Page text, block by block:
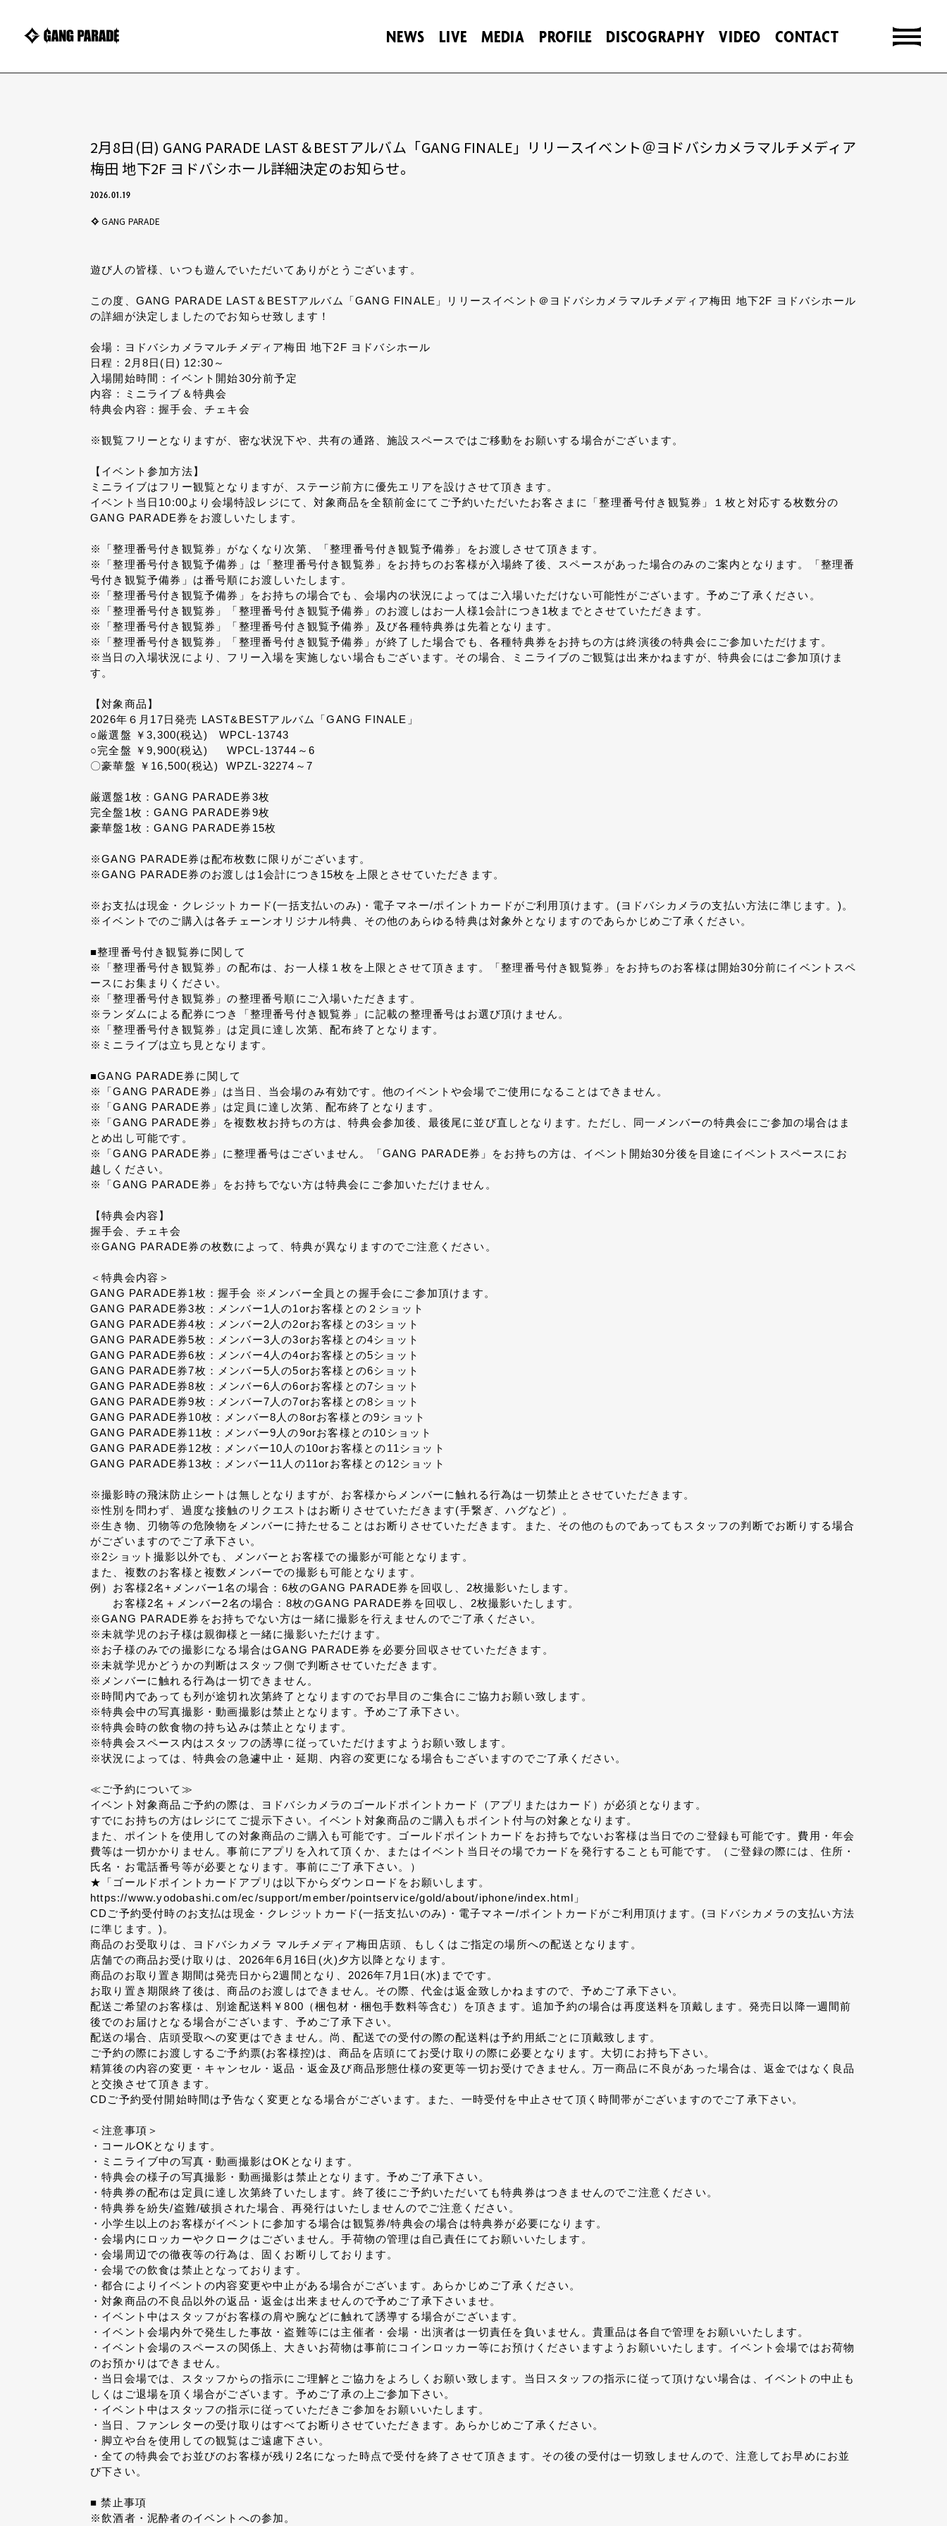
NEWS LIVE MEDIA PROFILE DISCOGRAPHY VIDEO CONTACT
2月8日(日) GANG PARADE LAST＆BESTアルバム「GANG FINALE」リリースイベント＠ヨドバシカメラマルチメディア
梅田 地下2F ヨドバシホール詳細決定のお知らせ。
2026.01.19
GANG PARADE
遊び人の皆様、いつも遊んでいただいてありがとうございます。
この度、GANG PARADE LAST＆BESTアルバム「GANG FINALE」リリースイベント＠ヨドバシカメラマルチメディア梅田 地下2F ヨドバシホール
の詳細が決定しましたのでお知らせ致します！
会場：ヨドバシカメラマルチメディア梅田 地下2F ヨドバシホール
日程：2月8日(日) 12:30～
入場開始時間：イベント開始30分前予定
内容：ミニライブ＆特典会
特典会内容：握手会、チェキ会
※観覧フリーとなりますが、密な状況下や、共有の通路、施設スペースではご移動をお願いする場合がございます。
【イベント参加方法】
ミニライブはフリー観覧となりますが、ステージ前方に優先エリアを設けさせて頂きます。
イベント当日10:00より会場特設レジにて、対象商品を全額前金にてご予約いただいたお客さまに「整理番号付き観覧券」１枚と対応する枚数分の
GANG PARADE券をお渡しいたします。
※「整理番号付き観覧券」がなくなり次第、「整理番号付き観覧予備券」をお渡しさせて頂きます。
※「整理番号付き観覧予備券」は「整理番号付き観覧券」をお持ちのお客様が入場終了後、スペースがあった場合のみのご案内となります。「整理番
号付き観覧予備券」は番号順にお渡しいたします。
※「整理番号付き観覧予備券」をお持ちの場合でも、会場内の状況によってはご入場いただけない可能性がございます。予めご了承ください。
※「整理番号付き観覧券」「整理番号付き観覧予備券」のお渡しはお一人様1会計につき1枚までとさせていただきます。
※「整理番号付き観覧券」「整理番号付き観覧予備券」及び各種特典券は先着となります。
※「整理番号付き観覧券」「整理番号付き観覧予備券」が終了した場合でも、各種特典券をお持ちの方は終演後の特典会にご参加いただけます。
※当日の入場状況により、フリー入場を実施しない場合もございます。その場合、ミニライブのご観覧は出来かねますが、特典会にはご参加頂けま
す。
【対象商品】
2026年６月17日発売 LAST&BESTアルバム「GANG FINALE」
○厳選盤 ￥3,300(税込) WPCL-13743
○完全盤 ￥9,900(税込) WPCL-13744～6
〇豪華盤 ￥16,500(税込) WPZL-32274～7
厳選盤1枚：GANG PARADE券3枚
完全盤1枚：GANG PARADE券9枚
豪華盤1枚：GANG PARADE券15枚
※GANG PARADE券は配布枚数に限りがございます。
※GANG PARADE券のお渡しは1会計につき15枚を上限とさせていただきます。
※お支払は現金・クレジットカード(一括支払いのみ)・電子マネー/ポイントカードがご利用頂けます。(ヨドバシカメラの支払い方法に準じます。)。
※イベントでのご購入は各チェーンオリジナル特典、その他のあらゆる特典は対象外となりますのであらかじめご了承ください。
■整理番号付き観覧券に関して
※「整理番号付き観覧券」の配布は、お一人様１枚を上限とさせて頂きます。「整理番号付き観覧券」をお持ちのお客様は開始30分前にイベントスペ
ースにお集まりください。
※「整理番号付き観覧券」の整理番号順にご入場いただきます。
※ランダムによる配券につき「整理番号付き観覧券」に記載の整理番号はお選び頂けません。
※「整理番号付き観覧券」は定員に達し次第、配布終了となります。
※ミニライブは立ち見となります。
■GANG PARADE券に関して
※「GANG PARADE券」は当日、当会場のみ有効です。他のイベントや会場でご使用になることはできません。
※「GANG PARADE券」は定員に達し次第、配布終了となります。
※「GANG PARADE券」を複数枚お持ちの方は、特典会参加後、最後尾に並び直しとなります。ただし、同一メンバーの特典会にご参加の場合はま
とめ出し可能です。
※「GANG PARADE券」に整理番号はございません。「GANG PARADE券」をお持ちの方は、イベント開始30分後を目途にイベントスペースにお
越しください。
※「GANG PARADE券」をお持ちでない方は特典会にご参加いただけません。
【特典会内容】
握手会、チェキ会
※GANG PARADE券の枚数によって、特典が異なりますのでご注意ください。
＜特典会内容＞
GANG PARADE券1枚：握手会 ※メンバー全員との握手会にご参加頂けます。
GANG PARADE券3枚：メンバー1人の1orお客様との２ショット
GANG PARADE券4枚：メンバー2人の2orお客様との3ショット
GANG PARADE券5枚：メンバー3人の3orお客様との4ショット
GANG PARADE券6枚：メンバー4人の4orお客様との5ショット
GANG PARADE券7枚：メンバー5人の5orお客様との6ショット
GANG PARADE券8枚：メンバー6人の6orお客様との7ショット
GANG PARADE券9枚：メンバー7人の7orお客様との8ショット
GANG PARADE券10枚：メンバー8人の8orお客様との9ショット
GANG PARADE券11枚：メンバー9人の9orお客様との10ショット
GANG PARADE券12枚：メンバー10人の10orお客様との11ショット
GANG PARADE券13枚：メンバー11人の11orお客様との12ショット
※撮影時の飛沫防止シートは無しとなりますが、お客様からメンバーに触れる行為は一切禁止とさせていただきます。
※性別を問わず、過度な接触のリクエストはお断りさせていただきます(手繋ぎ、ハグなど）。
※生き物、刃物等の危険物をメンバーに持たせることはお断りさせていただきます。また、その他のものであってもスタッフの判断でお断りする場合
がございますのでご了承下さい。
※2ショット撮影以外でも、メンバーとお客様での撮影が可能となります。
また、複数のお客様と複数メンバーでの撮影も可能となります。
例）お客様2名+メンバー1名の場合：6枚のGANG PARADE券を回収し、2枚撮影いたします。
お客様2名＋メンバー2名の場合：8枚のGANG PARADE券を回収し、2枚撮影いたします。
※GANG PARADE券をお持ちでない方は一緒に撮影を行えませんのでご了承ください。
※未就学児のお子様は親御様と一緒に撮影いただけます。
※お子様のみでの撮影になる場合はGANG PARADE券を必要分回収させていただきます。
※未就学児かどうかの判断はスタッフ側で判断させていただきます。
※メンバーに触れる行為は一切できません。
※時間内であっても列が途切れ次第終了となりますのでお早目のご集合にご協力お願い致します。
※特典会中の写真撮影・動画撮影は禁止となります。予めご了承下さい。
※特典会時の飲食物の持ち込みは禁止となります。
※特典会スペース内はスタッフの誘導に従っていただけますようお願い致します。
※状況によっては、特典会の急遽中止・延期、内容の変更になる場合もございますのでご了承ください。
≪ご予約について≫
イベント対象商品ご予約の際は、ヨドバシカメラのゴールドポイントカード（アプリまたはカード）が必須となります。
すでにお持ちの方はレジにてご提示下さい。イベント対象商品のご購入もポイント付与の対象となります。
また、ポイントを使用しての対象商品のご購入も可能です。ゴールドポイントカードをお持ちでないお客様は当日でのご登録も可能です。費用・年会
費等は一切かかりません。事前にアプリを入れて頂くか、またはイベント当日その場でカードを発行することも可能です。（ご登録の際には、住所・
氏名・お電話番号等が必要となります。事前にご了承下さい。）
★「ゴールドポイントカードアプリは以下からダウンロードをお願いします。
https://www.yodobashi.com/ec/support/member/pointservice/gold/about/iphone/index.html」
CDご予約受付時のお支払は現金・クレジットカード(一括支払いのみ)・電子マネー/ポイントカードがご利用頂けます。(ヨドバシカメラの支払い方法
に準じます。)。
商品のお受取りは、ヨドバシカメラ マルチメディア梅田店頭、もしくはご指定の場所への配送となります。
店舗での商品お受け取りは、2026年6月16日(火)夕方以降となります。
商品のお取り置き期間は発売日から2週間となり、2026年7月1日(水)までです。
お取り置き期限終了後は、商品のお渡しはできません。その際、代金は返金致しかねますので、予めご了承下さい。
配送ご希望のお客様は、別途配送料￥800（梱包材・梱包手数料等含む）を頂きます。追加予約の場合は再度送料を頂戴します。発売日以降一週間前
後でのお届けとなる場合がございます、予めご了承下さい。
配送の場合、店頭受取への変更はできません。尚、配送での受付の際の配送料は予約用紙ごとに頂戴致します。
ご予約の際にお渡しするご予約票(お客様控)は、商品を店頭にてお受け取りの際に必要となります。大切にお持ち下さい。
精算後の内容の変更・キャンセル・返品・返金及び商品形態仕様の変更等一切お受けできません。万一商品に不良があった場合は、返金ではなく良品
と交換させて頂きます。
CDご予約受付開始時間は予告なく変更となる場合がございます。また、一時受付を中止させて頂く時間帯がございますのでご了承下さい。
＜注意事項＞
・コールOKとなります。
・ミニライブ中の写真・動画撮影はOKとなります。
・特典会の様子の写真撮影・動画撮影は禁止となります。予めご了承下さい。
・特典券の配布は定員に達し次第終了いたします。終了後にご予約いただいても特典券はつきませんのでご注意ください。
・特典券を紛失/盗難/破損された場合、再発行はいたしませんのでご注意ください。
・小学生以上のお客様がイベントに参加する場合は観覧券/特典会の場合は特典券が必要になります。
・会場内にロッカーやクロークはございません。手荷物の管理は自己責任にてお願いいたします。
・会場周辺での徹夜等の行為は、固くお断りしております。
・会場での飲食は禁止となっております。
・都合によりイベントの内容変更や中止がある場合がございます。あらかじめご了承ください。
・対象商品の不良品以外の返品・返金は出来ませんので予めご了承下さいませ。
・イベント中はスタッフがお客様の肩や腕などに触れて誘導する場合がございます。
・イベント会場内外で発生した事故・盗難等には主催者・会場・出演者は一切責任を負いません。貴重品は各自で管理をお願いいたします。
・イベント会場のスペースの関係上、大きいお荷物は事前にコインロッカー等にお預けくださいますようお願いいたします。イベント会場ではお荷物
のお預かりはできません。
・当日会場では、スタッフからの指示にご理解とご協力をよろしくお願い致します。当日スタッフの指示に従って頂けない場合は、イベントの中止も
しくはご退場を頂く場合がございます。予めご了承の上ご参加下さい。
・イベント中はスタッフの指示に従っていただきご参加をお願いいたします。
・当日、ファンレターの受け取りはすべてお断りさせていただきます。あらかじめご了承ください。
・脚立や台を使用しての観覧はご遠慮下さい。
・全ての特典会でお並びのお客様が残り2名になった時点で受付を終了させて頂きます。その後の受付は一切致しませんので、注意してお早めにお並
び下さい。
■ 禁止事項
※飲酒者・泥酔者のイベントへの参加。